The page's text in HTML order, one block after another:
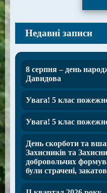
Недавні записи
8 серпня – день
Давидова
Увага! 5 клас
Увага! 5 клас
День скорботи та
Захисників та
добровольчих
були страчені,